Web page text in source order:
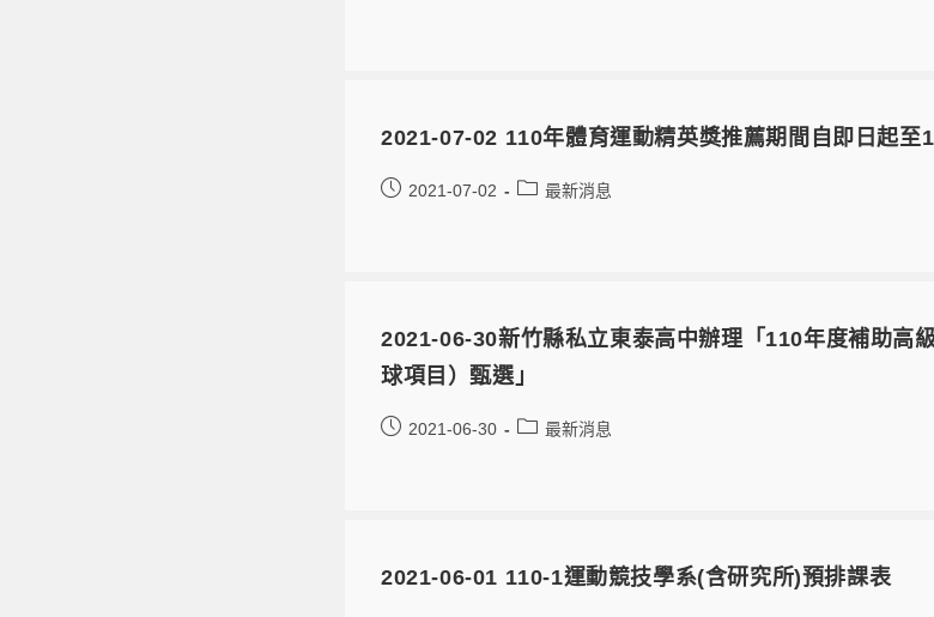
2021-07-02 110年體育運動精英獎推薦期間自即日起至
2021-07-02 最新消息
2021-06-30新竹縣私立東泰高中辦理「110年度補助高
球項目）甄選」
2021-06-30 最新消息
2021-06-01 110-1運動競技學系(含研究所)預排課表